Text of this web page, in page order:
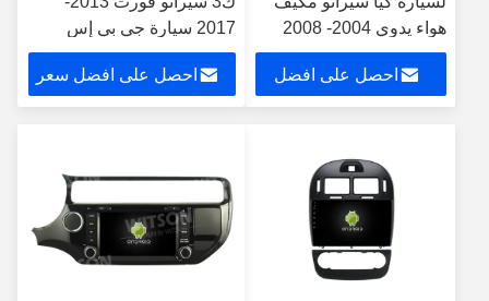
هواء يدوي 2004- 2008
ستيريو متعدد الوسائط
للسيارةاحصل على افضل
2017 سيارة جي بي إس
لاعب كاربلاي
احصل على افضل سعر